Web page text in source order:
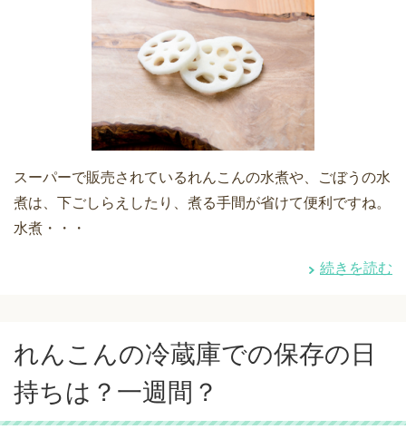
スーパーで販売されているれんこんの水煮や、ごぼうの水
煮は、下ごしらえしたり、煮る手間が省けて便利ですね。
水煮・・・
続きを読む
れんこんの冷蔵庫での保存の日
持ちは？一週間？